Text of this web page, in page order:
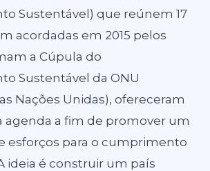
Sustentável) que reúnem 17
acordadas em 2015 pelos
a Cúpula do
Sustentável da ONU
Nações Unidas), ofereceram
agenda a fim de promover um
esforços para o cumprimento
ideia é construir um país